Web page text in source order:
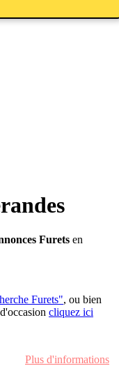
Furets en
Furets", ou bien
cliquez ici
Plus d'informations